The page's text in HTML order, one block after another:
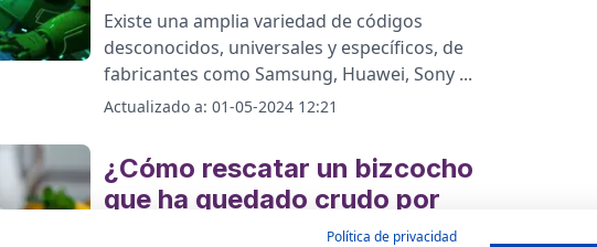
Existe una amplia variedad de códigos
desconocidos, universales y específicos, de
fabricantes como Samsung, Huawei, Sony ...
Actualizado a:01-05-2024 12:21
¿Cómo rescatar un bizcocho
que ha quedado crudo por
dentro y salvar tu receta?
Política de privacidad